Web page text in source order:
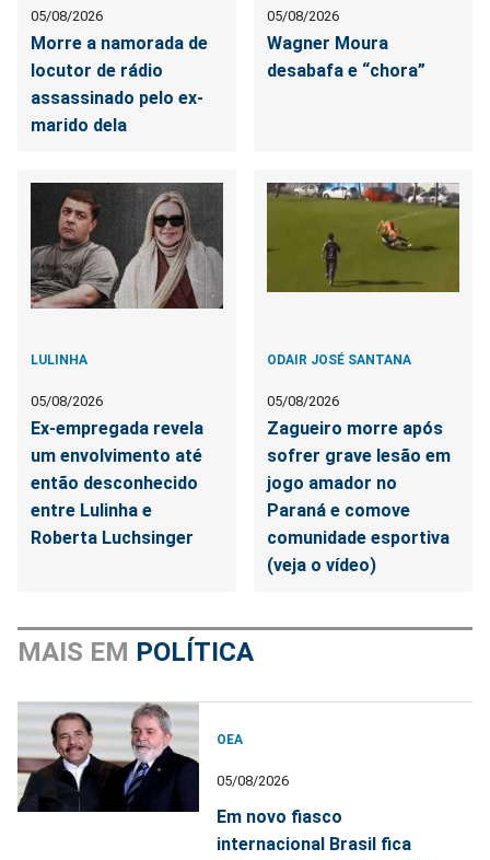
05/08/2026
Morre a namorada de
locutor de rádio
assassinado pelo ex-
marido dela
05/08/2026
Wagner Moura
desabafa e “chora”
LULINHA
05/08/2026
Ex-empregada revela
um envolvimento até
então desconhecido
entre Lulinha e
Roberta Luchsinger
ODAIR JOSÉ SANTANA
05/08/2026
Zagueiro morre após
sofrer grave lesão em
jogo amador no
Paraná e comove
comunidade esportiva
(veja o vídeo)
MAIS EM POLÍTICA
OEA
05/08/2026
Em novo fiasco
internacional Brasil fica